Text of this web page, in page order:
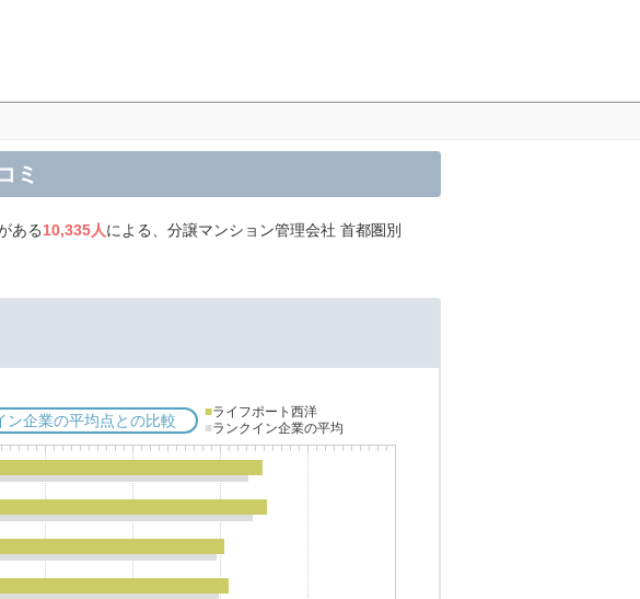
ミ
ある10,335人による、分譲マンション管理会社 首都圏別
ン企業の平均点との比較 ■ライフポート西洋
■ランクイン企業の平均